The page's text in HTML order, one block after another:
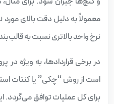
معمولاً به دلیل دقت بالای مورد
نرخ واحد بالاتری نسبت به
در برخی قراردادها، به ویژه در
است از روش “چکی” یا کنتات
برای کل عملیات توافق می‌گردد.